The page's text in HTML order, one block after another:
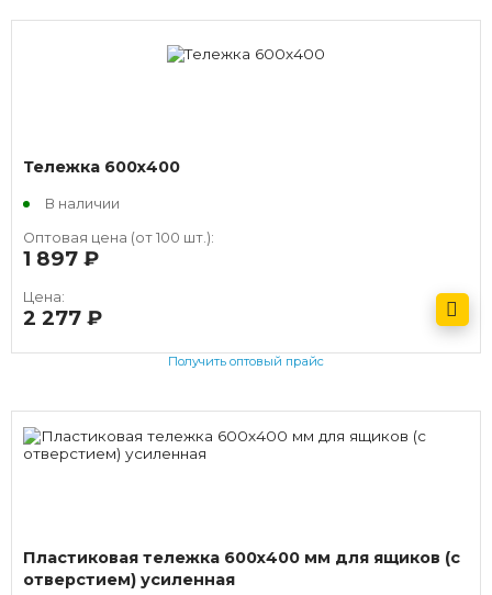
Тележка 600х400
В наличии
Оптовая цена (от 100 шт.):
1 897
Цена:
2 277
Получить оптовый прайс
Пластиковая тележка 600х400 мм для ящиков (с
отверстием) усиленная